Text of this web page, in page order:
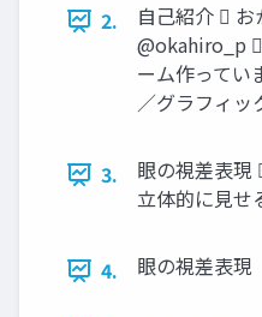
2.
自己紹介 
@okahiro_p
ーム作ってい
／グラフィッ
3.
眼の視差表現
立体的に見せ
4. 眼の視差表現